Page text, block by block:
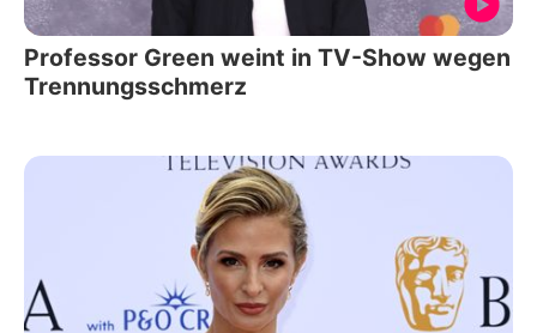
Professor Green weint in TV-Show wegen
Trennungsschmerz